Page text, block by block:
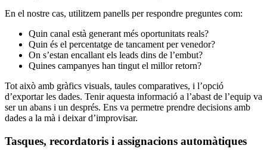
En el nostre cas, utilitzem panells per respondre preguntes com:
Quin canal està generant més oportunitats reals?
Quin és el percentatge de tancament per venedor?
On s’estan encallant els leads dins de l’embut?
Quines campanyes han tingut el millor retorn?
Tot això amb gràfics visuals, taules comparatives, i l’opció
d’exportarles dades. Tenir aquesta informació a l’abast de l’equip va
ser un abans i un després. Ens va permetre prendre decisions amb
dades a la mà i deixar d’improvisar.
Tasques, recordatoris i assignacions automàtiques